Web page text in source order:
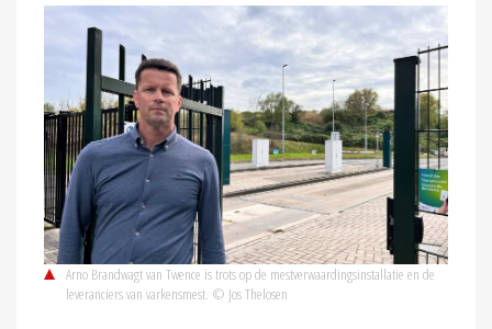
Arno Brandwagt van Twence is trots op de mestverwaardingsinstallatie en de
leveranciers van varkensmest. © Jos Thelosen